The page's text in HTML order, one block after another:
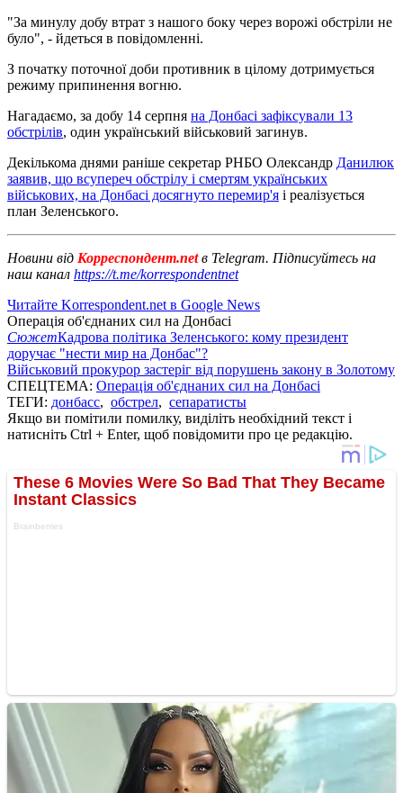
"За минулу добу втрат з нашого боку через ворожі обстріли не
було", - йдеться в повідомленні.
З початку поточної доби противник в цілому дотримується
режиму припинення вогню.
Нагадаємо, за добу 14 серпня на Донбасі зафіксували 13
обстрілів, один український військовий загинув.
Декількома днями раніше секретар РНБО Олександр Данилюк
заявив, що всупереч обстрілу і смертям українських
військових, на Донбасі досягнуто перемир'я і реалізується
план Зеленського.
Новини від Корреспондент.netв Telegram. Підписуйтесь на
наш канал https://t.me/korrespondentnet
Читайте Korrespondent.net в Google News
Операція об'єднаних сил на Донбасі
СюжетКадрова політика Зеленського: кому президент
доручає "нести мир на Донбас"?
Військовий прокурор застеріг від порушень закону в Золотому
СПЕЦТЕМА: Операція об'єднаних сил на Донбасі
ТЕГИ: донбасс, обстрел, сепаратисты
Якщо ви помітили помилку, виділіть необхідний текст і
натисніть Ctrl + Enter, щоб повідомити про це редакцію.